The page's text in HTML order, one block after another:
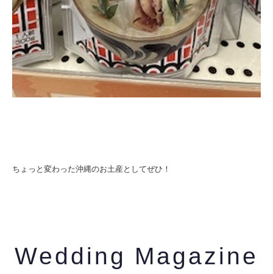
ちょっと変わった沖縄のお土産としてぜひ！
Wedding Magazine